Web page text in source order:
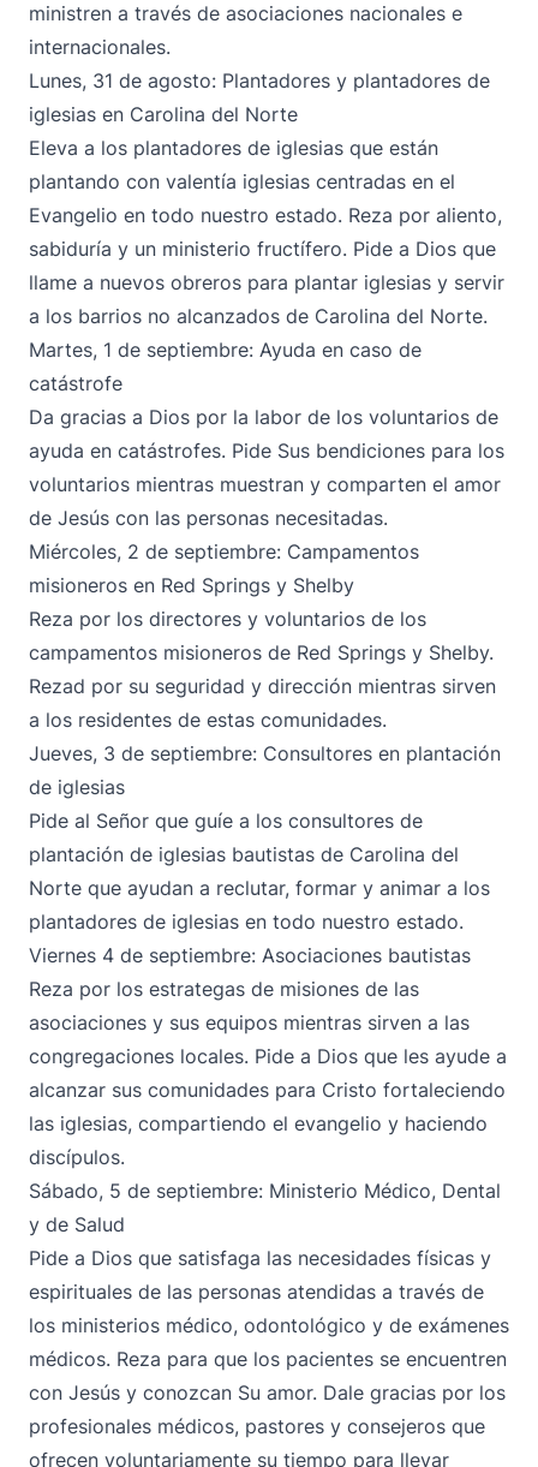
ministren a través de asociaciones nacionales e
internacionales.
Lunes, 31 de agosto: Plantadores y plantadores de
iglesias en Carolina del Norte
Eleva a los plantadores de iglesias que están
plantando con valentía iglesias centradas en el
Evangelio en todo nuestro estado. Reza por aliento,
sabiduría y un ministerio fructífero. Pide a Dios que
llame a nuevos obreros para plantar iglesias y servir
a los barrios no alcanzados de Carolina del Norte.
Martes, 1 de septiembre: Ayuda en caso de
catástrofe
Da gracias a Dios por la labor de los voluntarios de
ayuda en catástrofes. Pide Sus bendiciones para los
voluntarios mientras muestran y comparten el amor
de Jesús con las personas necesitadas.
Miércoles, 2 de septiembre: Campamentos
misioneros en Red Springs y Shelby
Reza por los directores y voluntarios de los
campamentos misioneros de Red Springs y Shelby.
Rezad por su seguridad y dirección mientras sirven
a los residentes de estas comunidades.
Jueves, 3 de septiembre: Consultores en plantación
de iglesias
Pide al Señor que guíe a los consultores de
plantación de iglesias bautistas de Carolina del
Norte que ayudan a reclutar, formar y animar a los
plantadores de iglesias en todo nuestro estado.
Viernes 4 de septiembre: Asociaciones bautistas
Reza por los estrategas de misiones de las
asociaciones y sus equipos mientras sirven a las
congregaciones locales. Pide a Dios que les ayude a
alcanzar sus comunidades para Cristo fortaleciendo
las iglesias, compartiendo el evangelio y haciendo
discípulos.
Sábado, 5 de septiembre: Ministerio Médico, Dental
y de Salud
Pide a Dios que satisfaga las necesidades físicas y
espirituales de las personas atendidas a través de
los ministerios médico, odontológico y de exámenes
médicos. Reza para que los pacientes se encuentren
con Jesús y conozcan Su amor. Dale gracias por los
profesionales médicos, pastores y consejeros que
ofrecen voluntariamente su tiempo para llevar